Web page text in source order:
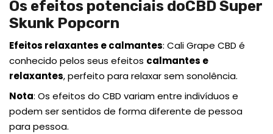
Os efeitos potenciais doCBD Super
Skunk Popcorn
Efeitos relaxantes e calmantes: Cali Grape CBD é
conhecido pelos seus efeitos calmantes e
relaxantes, perfeito para relaxar sem sonolência.
Nota: Os efeitos do CBD variam entre indivíduos e
podem ser sentidos de forma diferente de pessoa
para pessoa.